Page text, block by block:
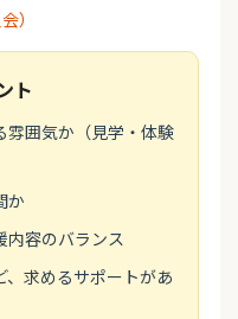
）
ト
雰囲気か（見学・体験
か
内容のバランス
求めるサポートがあ